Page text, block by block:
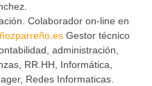
Colaborador on-line en
Gestor técnico
administración,
RR.HH, Informática,
Redes Informaticas.